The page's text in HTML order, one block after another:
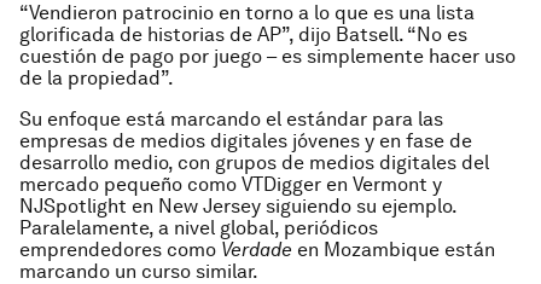
“Vendieron patrocinio en torno a lo que es una lista
glorificada de historias de AP”, dijo Batsell. “No es
cuestión de pago por juego – es simplemente hacer uso
de la propiedad”.
Su enfoque está marcando el estándar para las
empresas de medios digitales jóvenes y en fase de
desarrollo medio, con grupos de medios digitales del
mercado pequeño como VTDigger en Vermont y
NJSpotlight en New Jersey siguiendo su ejemplo.
Paralelamente, a nivel global, periódicos
emprendedores como Verdade en Mozambique están
marcando un curso similar.